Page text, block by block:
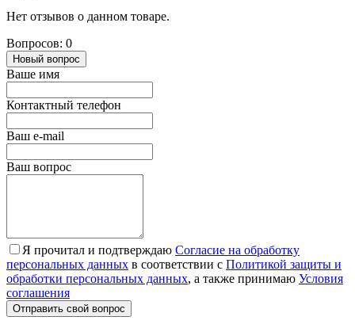
Нет отзывов о данном товаре.
Вопросов: 0
Новый вопрос
Ваше имя
Контактный телефон
Ваш e-mail
Ваш вопрос
Я прочитал и подтверждаю Согласие на обработку
персональных данных в соответствии с Политикой защиты и
обработки персональных данных, а также принимаю Условия
соглашения
Отправить свой вопрос